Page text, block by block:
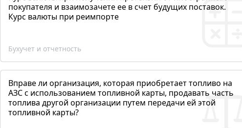
покупателя и взаимозачете ее в счет будущих поставок.
Курс валюты при реимпорте
Бухучет и отчетность
Вправе ли организация, которая приобретает топливо на
АЗС с использованием топливной карты, продавать часть
топлива другой организации путем передачи ей этой
топливной карты?